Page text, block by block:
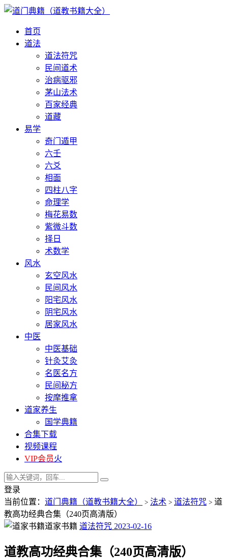
首页
道法
道法符咒
民间道术
治病驱邪
茅山法术
百家经典
道藏
易学
奇门遁甲
六壬
六爻
相面
四柱八字
命理学
梅花易数
紫微斗数
择日
术数学
风水
玄空风水
民间风水
阳宅风水
阴宅风水
居家风水
中医
中医基础
针灸艾灸
名医名方
民间秘方
按摩推拿
道家养生
国学典籍
合集下载
视频课程
VIP会员火
登录
当前位置： 道门典籍（道教书籍大全） > 法术 > 道法符咒 > 道
教高功经典合集（240页高清版）
道家书籍 道法符咒 2023-02-16
道教高功经典合集（240页高清版）